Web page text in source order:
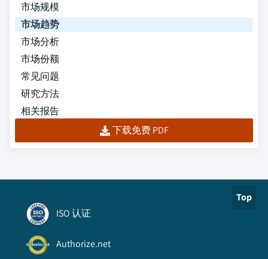
市场规模
市场趋势
市场分析
市场份额
常见问题
研究方法
相关报告
下载免费 PDF
Top
ISO 认证
Authorize.net